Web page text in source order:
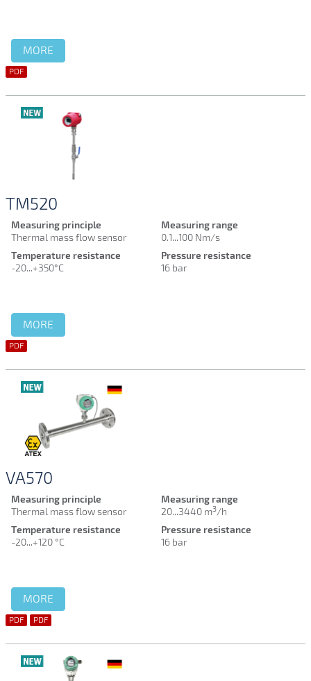
ที่สภาวะแตกต่างกันออกไป ไม่ว่าจะเป็นสภาวะของ Air flow ที่
มีแรงดันสูง การกัดกร่อน อุณหภูมิสูง มีส่วนผสมของฝุ่นหรือแม้
กระทั้งมีส่วนผสมของไอน้ำ (Steam flow meter) ซึ่งเราต้อง
เลือกผิดอาจส่งผลต่อความแม่นยำในการวัดหรืออาจทำให้ Air
flow meter เกิดความเสียหายได้
ซึ่งความผิดพลาดนั้นจะไม่เกิดขึ้นเพราะทางบริษัทของเรามีทีม
วิศวกรที่เชี่ยวชาญด้าน Air flow meter ที่พร้อมจะให้คำแนะนำ
และเลือก Air flow meter ที่เหมาะสมให้กับลูกค้าทุกท่าน โดย
เราได้คัดสรร Air flow meter คุณภาพสูงทุกชนิดมาขายและ
show less
MORE
PDF
TM520
Measuring principle
Thermal mass flow sensor
Measuring range
0.1...100 Nm/s
Temperature resistance
-20...+350°C
Pressure resistance
16 bar
MORE
PDF
VA570
Measuring principle
Thermal mass flow sensor
Measuring range
20...3440 m3/h
Temperature resistance
-20...+120 °C
Pressure resistance
16 bar
MORE
PDF PDF